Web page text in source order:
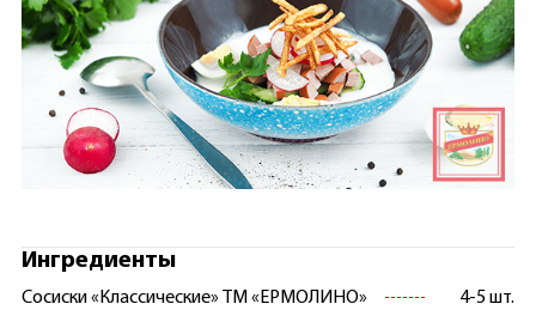
Ингредиенты
Сосиски «Классические» ТМ «ЕРМОЛИНО» 4-5 шт.